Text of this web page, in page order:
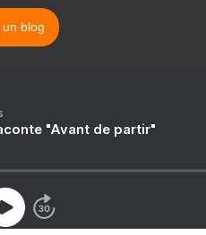
blog
"Avant de partir"